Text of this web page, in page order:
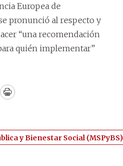
Europea de
pronunció al respecto y
“una recomendación
quién implementar”
Print
y Bienestar Social (MSPyBS)